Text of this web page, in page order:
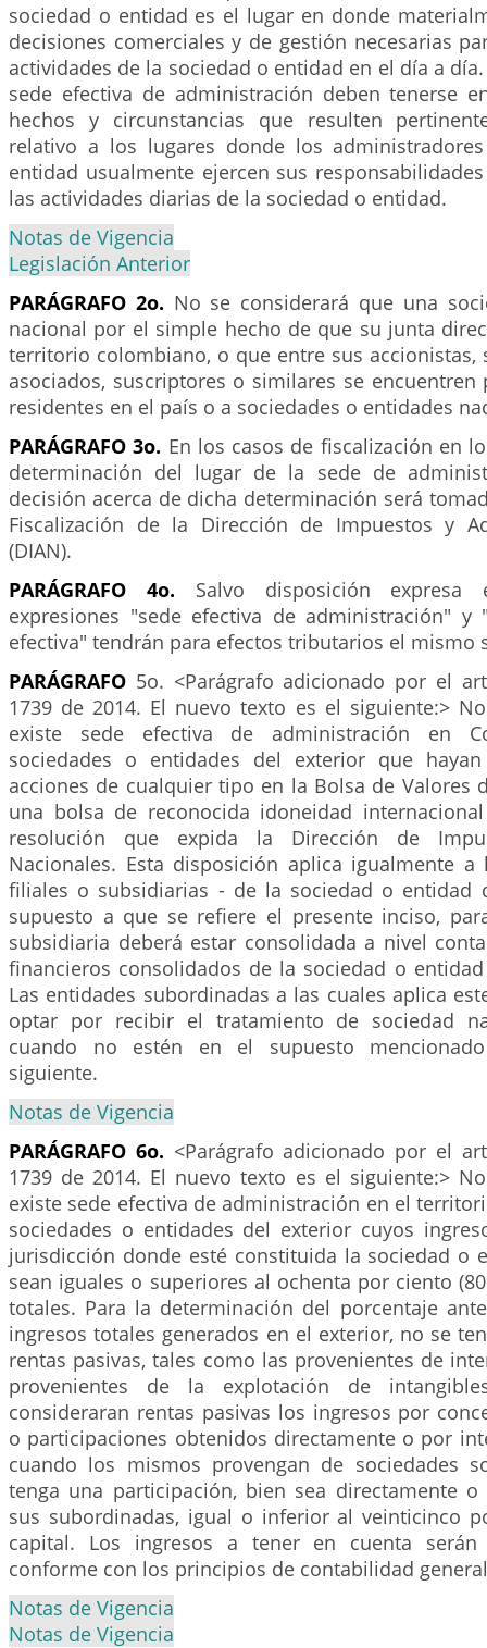
sociedad o entidad es el lugar en donde
decisiones comerciales y de gestión necesarias
actividades de la sociedad o entidad en el día a
sede efectiva de administración deben tenerse
hechos y circunstancias que resulten
relativo a los lugares donde los
entidad usualmente ejercen sus
las actividades diarias de la sociedad o entidad.
Notas de Vigencia
Legislación Anterior
PARÁGRAFO 2o. No se considerará que una
nacional por el simple hecho de que su junta
territorio colombiano, o que entre sus accionistas,
asociados, suscriptores o similares se encuentren
residentes en el país o a sociedades o entidades
PARÁGRAFO 3o. En los casos de fiscalización en
determinación del lugar de la sede de
decisión acerca de dicha determinación será
Fiscalización de la Dirección de Impuestos y
(DIAN).
PARÁGRAFO 4o. Salvo disposición expresa
expresiones "sede efectiva de administración" y
efectiva" tendrán para efectos tributarios el mismo
PARÁGRAFO 5o. <Parágrafo adicionado por el
1739 de 2014. El nuevo texto es el siguiente:>
existe sede efectiva de administración en
sociedades o entidades del exterior que
acciones de cualquier tipo en la Bolsa de Valores
una bolsa de reconocida idoneidad
resolución que expida la Dirección de
Nacionales. Esta disposición aplica igualmente a
filiales o subsidiarias - de la sociedad o entidad
supuesto a que se refiere el presente inciso,
subsidiaria deberá estar consolidada a nivel
financieros consolidados de la sociedad o
Las entidades subordinadas a las cuales aplica
optar por recibir el tratamiento de sociedad
cuando no estén en el supuesto
siguiente.
Notas de Vigencia
PARÁGRAFO 6o. <Parágrafo adicionado por el
1739 de 2014. El nuevo texto es el siguiente:>
existe sede efectiva de administración en el
sociedades o entidades del exterior cuyos
jurisdicción donde esté constituida la sociedad o
sean iguales o superiores al ochenta por ciento
totales. Para la determinación del porcentaje
ingresos totales generados en el exterior, no se
rentas pasivas, tales como las provenientes de
provenientes de la explotación de
consideraran rentas pasivas los ingresos por
o participaciones obtenidos directamente o por
cuando los mismos provengan de sociedades
tenga una participación, bien sea directamente
sus subordinadas, igual o inferior al veinticinco
capital. Los ingresos a tener en cuenta serán
conforme con los principios de contabilidad
Notas de Vigencia
Notas de Vigencia